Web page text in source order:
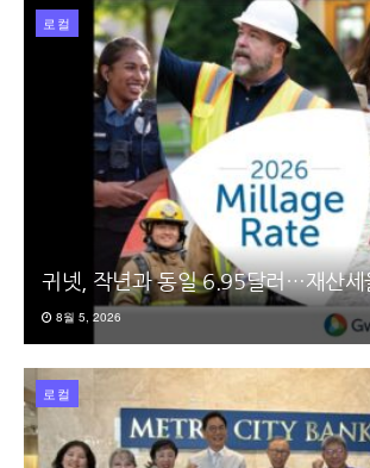
로컬
귀넷, 작년과 동일 6.95달러…재산세
8월 5, 2026
로컬